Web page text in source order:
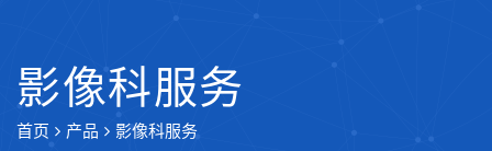
影像科服务
首页 产品 影像科服务